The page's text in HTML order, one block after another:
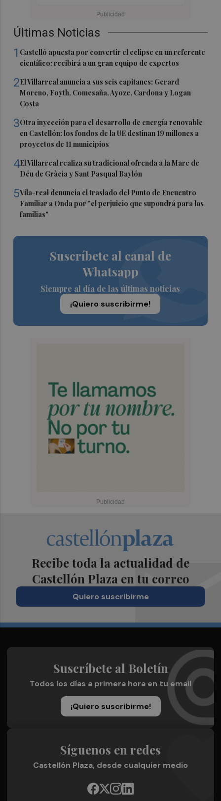
Últimas Noticias
1 Castelló apuesta por convertir el eclipse en un referente
científico: recibirá a un gran equipo de expertos
2El Villarreal anuncia a sus seis capitanes: Gerard
Moreno, Foyth, Comesaña, Ayoze, Cardona y Logan
Costa
3Otra inyección para el desarrollo de energía renovable
en Castellón: los fondos de la UE destinan 19 millones a
proyectos de 11 municipios
4El Villarreal realiza su tradicional ofrenda a la Mare de
Déu de Gràcia y Sant Pasqual Baylón
5Vila-real denuncia el traslado del Punto de Encuentro
Familiar a Onda por "el perjuicio que supondrá para las
familias"
Suscríbete al canal de
Whatsapp
Siempre al día de las últimas noticias
¡Quiero suscribirme!
Recibe toda la actualidad de
Castellón Plaza en tu correo
Quiero suscribirme
Suscríbete al Boletín
Todos los días a primera hora en tu email
¡Quiero suscribirme!
Síguenos en redes
Castellón Plaza, desde cualquier medio